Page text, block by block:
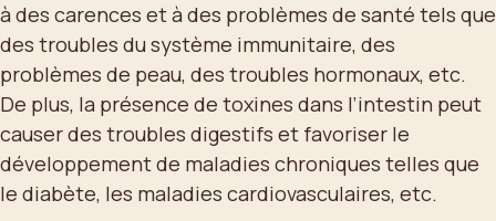
à des carences et à des problèmes de santé tels que
des troubles du système immunitaire, des
problèmes de peau, des troubles hormonaux, etc.
De plus, la présence de toxines dans l’intestin peut
causer des troubles digestifs et favoriser le
développement de maladies chroniques telles que
le diabète, les maladies cardiovasculaires, etc.